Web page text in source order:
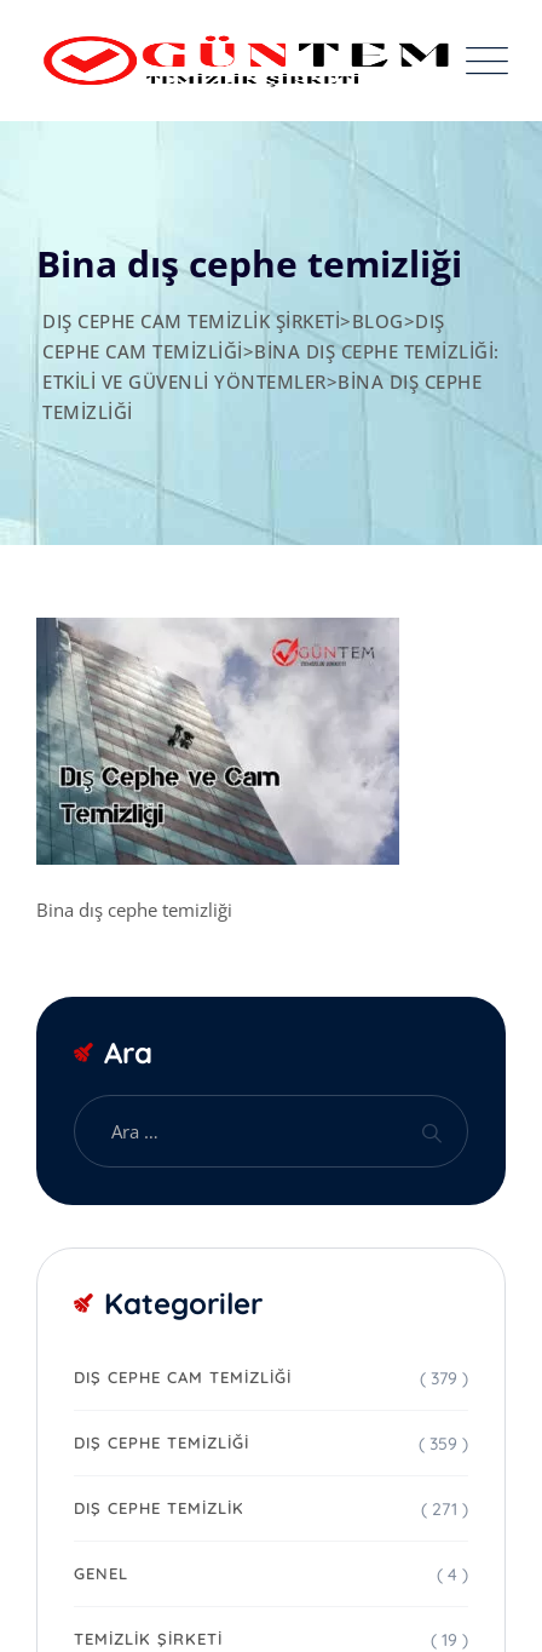
content
Bina dış cephe temizliği
DIŞ CEPHE CAM TEMIZLIK ŞIRKETI>BLOG>DIŞ
CEPHE CAM TEMIZLIĞI>BINA DIŞ CEPHE TEMIZLIĞI:
ETKILI VE GÜVENLI YÖNTEMLER>BINA DIŞ CEPHE
TEMIZLIĞI
Bina dış cephe temizliği
Ara
Kategoriler
DIŞ CEPHE CAM TEMIZLIĞI ( 379 )
DIŞ CEPHE TEMIZLIĞI ( 359 )
DIŞ CEPHE TEMIZLIK ( 271 )
GENEL ( 4 )
TEMIZLIK ŞIRKETI ( 19 )